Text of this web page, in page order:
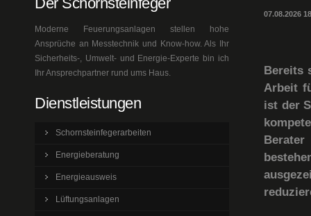
07.08.2026
Bereits
Arbeit
ist der
Moderne Feuerungsanlagen stellen hohe
Ansprüche an Messtechnik und Know-how. Als Ihr
Sicherheits-, Umwelt- und Energie-Experte bin ich
Ihr Ansprechpartner rund ums Haus.
Dienstleistungen
Schornsteinfegerarbeiten
Energieberatung
Energieausweis
Lüftungsanlagen